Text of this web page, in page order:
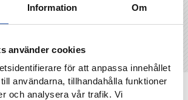
Information Om
använder cookies
för att anpassa innehållet
användarna, tillhandahålla funktioner
och analysera vår trafik. Vi